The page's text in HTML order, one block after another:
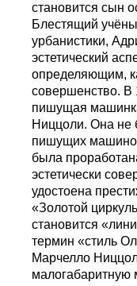
становится сын
Блестящий
урбанистики,
эстетический
определяющим,
совершенство. В
пишущая
Ниццоли. Она не
пишущих
была
эстетически
удостоена
«Золотой
становится
термин «стиль
Марчелло
малогабаритную